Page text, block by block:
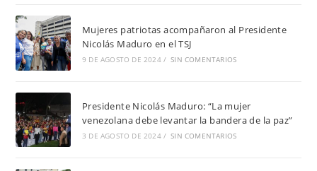
Mujeres patriotas acompañaron al Presidente
Nicolás Maduro en el TSJ
9 DE AGOSTO DE 2024 / SIN COMENTARIOS
Presidente Nicolás Maduro: “La mujer
venezolana debe levantar la bandera de la paz”
3 DE AGOSTO DE 2024 / SIN COMENTARIOS